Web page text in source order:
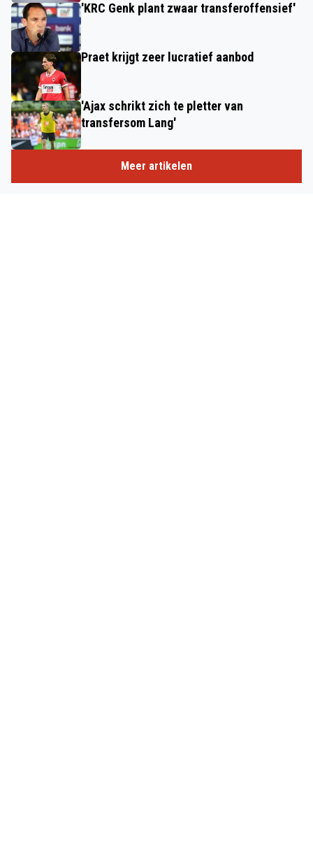
'KRC Genk plant zwaar transferoffensief'
Praet krijgt zeer lucratief aanbod
'Ajax schrikt zich te pletter van
transfersom Lang'
Meer artikelen